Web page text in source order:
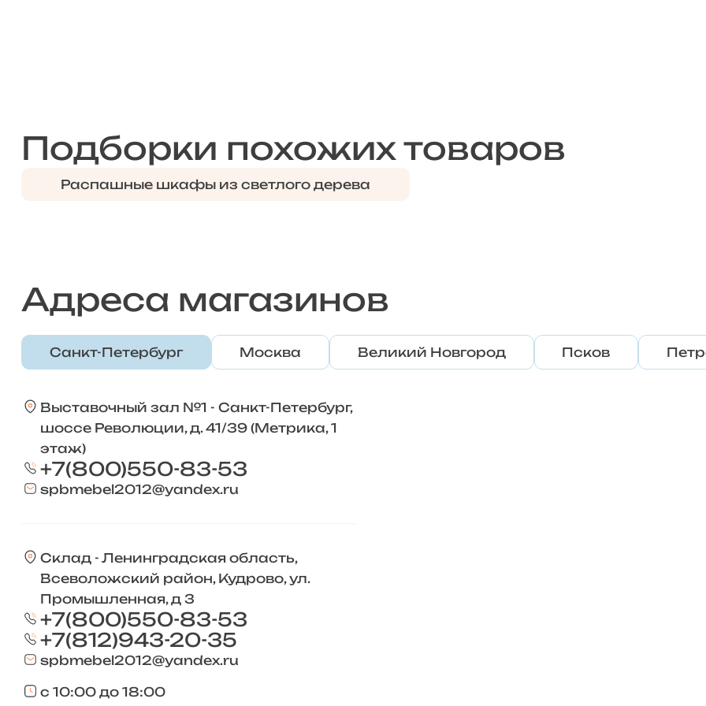
Подборки похожих товаров
Распашные шкафы из светлого дерева
Адреса магазинов
Санкт-Петербург Москва Великий Новгород Псков
Выставочный зал №1 - Санкт-Петербург,
шоссе Революции, д. 41/39 (Метрика, 1
этаж)
+7(800)550-83-53
spbmebel2012@yandex.ru
Склад - Ленинградская область,
Всеволожский район, Кудрово, ул.
Промышленная, д 3
+7(800)550-83-53
+7(812)943-20-35
spbmebel2012@yandex.ru
с 10:00 до 18:00